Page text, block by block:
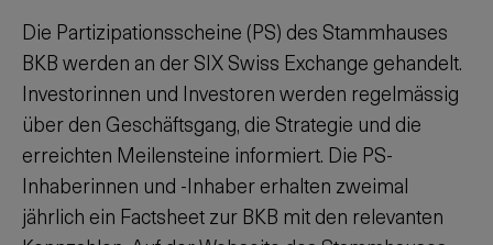
Die Partizipationsscheine (PS) des Stammhauses
BKB werden an der SIX Swiss Exchange gehandelt.
Investorinnen und Investoren werden regelmässig
über den Geschäftsgang, die Strategie und die
erreichten Meilensteine informiert. Die PS-
Inhaberinnen und -Inhaber erhalten zweimal
jährlich ein Factsheet zur BKB mit den relevanten